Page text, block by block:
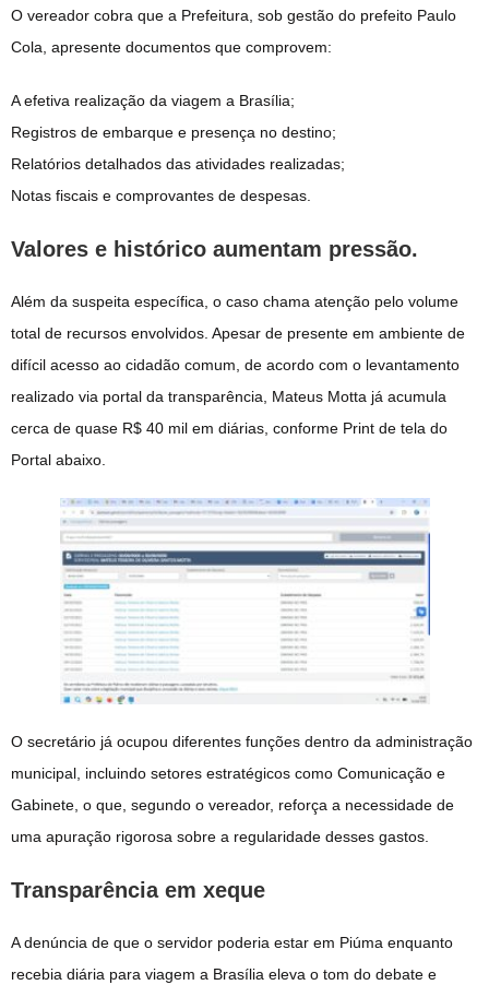
O vereador cobra que a Prefeitura, sob gestão do prefeito Paulo
Cola, apresente documentos que comprovem:
A efetiva realização da viagem a Brasília;
Registros de embarque e presença no destino;
Relatórios detalhados das atividades realizadas;
Notas fiscais e comprovantes de despesas.
Valores e histórico aumentam pressão.
Além da suspeita específica, o caso chama atenção pelo volume
total de recursos envolvidos. Apesar de presente em ambiente de
difícil acesso ao cidadão comum, de acordo com o levantamento
realizado via portal da transparência, Mateus Motta já acumula
cerca de quase R$ 40 mil em diárias, conforme Print de tela do
Portal abaixo.
O secretário já ocupou diferentes funções dentro da administração
municipal, incluindo setores estratégicos como Comunicação e
Gabinete, o que, segundo o vereador, reforça a necessidade de
uma apuração rigorosa sobre a regularidade desses gastos.
Transparência em xeque
A denúncia de que o servidor poderia estar em Piúma enquanto
recebia diária para viagem a Brasília eleva o tom do debate e